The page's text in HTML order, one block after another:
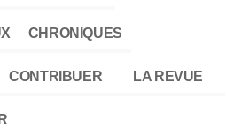
CHRONIQUES
CONTRIBUER LA REVUE